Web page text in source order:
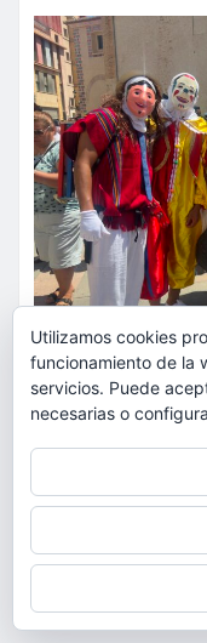
ACTUALIDAD
La
Torrent
la Virgen
Utilizamos cookies
funcionamiento de la
servicios. Puede
necesarias o
Para obtener más